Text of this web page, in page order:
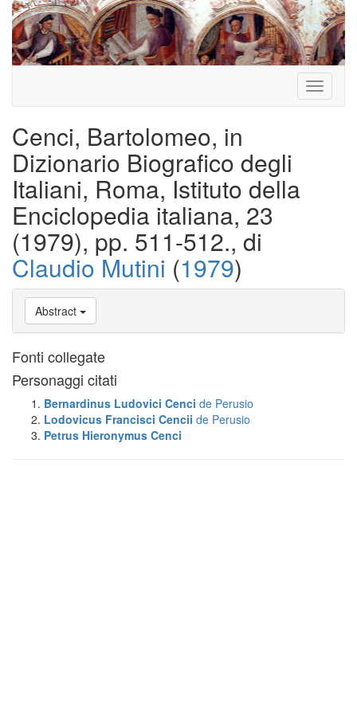
Toggle
Cenci, Bartolomeo, in
Dizionario Biografico degli
Italiani, Roma, Istituto della
Enciclopedia italiana, 23
(1979), pp. 511-512., di
Claudio Mutini (1979)
Abstract
Fonti collegate
Personaggi citati
Bernardinus Ludovici Cenci de Perusio
Lodovicus Francisci Cencii de Perusio
Petrus Hieronymus Cenci